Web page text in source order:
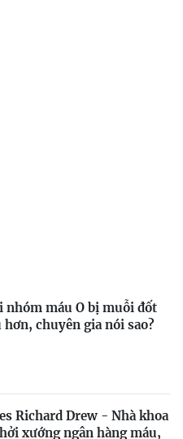
nhóm máu O bị muỗi đốt
hơn, chuyên gia nói sao?
Richard Drew - Nhà khoa
xướng ngân hàng máu,